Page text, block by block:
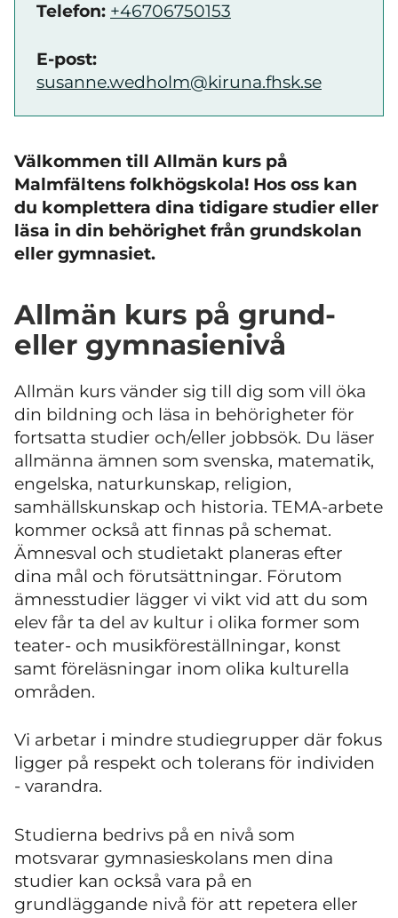
Telefon: +46706750153
E-post:
susanne.wedholm@kiruna.fhsk.se
Välkommen till Allmän kurs på
Malmfältens folkhögskola! Hos oss kan
du komplettera dina tidigare studier eller
läsa in din behörighet från grundskolan
eller gymnasiet.
Allmän kurs på grund-
eller gymnasienivå
Allmän kurs vänder sig till dig som vill öka
din bildning och läsa in behörigheter för
fortsatta studier och/eller jobbsök. Du läser
allmänna ämnen som svenska, matematik,
engelska, naturkunskap, religion,
samhällskunskap och historia. TEMA-arbete
kommer också att finnas på schemat.
Ämnesval och studietakt planeras efter
dina mål och förutsättningar. Förutom
ämnesstudier lägger vi vikt vid att du som
elev får ta del av kultur i olika former som
teater- och musikföreställningar, konst
samt föreläsningar inom olika kulturella
områden.
Vi arbetar i mindre studiegrupper där fokus
ligger på respekt och tolerans för individen
- varandra.
Studierna bedrivs på en nivå som
motsvarar gymnasieskolans men dina
studier kan också vara på en
grundläggande nivå för att repetera eller